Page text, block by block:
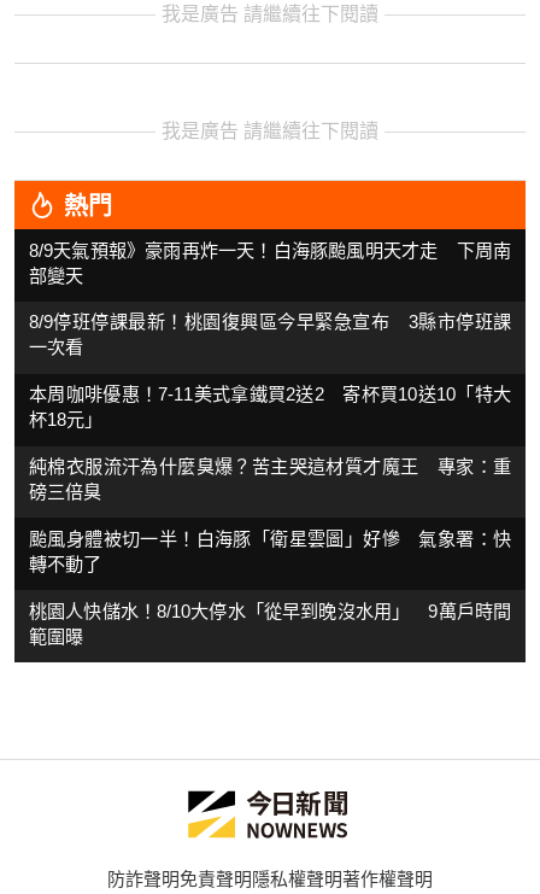
我是廣告 請繼續往下閱讀
我是廣告 請繼續往下閱讀
熱門
8/9天氣預報》豪雨再炸一天！白海豚颱風明天才走 下周南
部變天
8/9停班停課最新！桃園復興區今早緊急宣布 3縣市停班課
一次看
本周咖啡優惠！7-11美式拿鐵買2送2 寄杯買10送10「特大
杯18元」
純棉衣服流汗為什麼臭爆？苦主哭這材質才魔王 專家：重
磅三倍臭
颱風身體被切一半！白海豚「衛星雲圖」好慘 氣象署：快
轉不動了
桃園人快儲水！8/10大停水「從早到晚沒水用」 9萬戶時間
範圍曝
防詐聲明免責聲明隱私權聲明著作權聲明